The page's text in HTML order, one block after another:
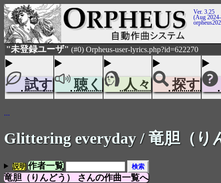
Ver. 3.25
(Aug
"未登録ユーザ" (#0) Orpheus-user-lyrics.php?id=622270
試す 聴く 人々 探す
...
Glittering everyday/ 竜胆（り
説明 作者一覧
竜胆（りんどう） さんの作曲一覧へ